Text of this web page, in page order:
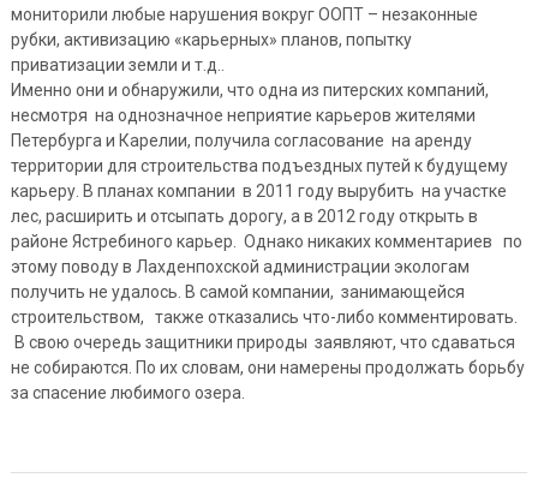
мониторили любые нарушения вокруг ООПТ – незаконные
рубки, активизацию «карьерных» планов, попытку
приватизации земли и т.д..
Именно они и обнаружили, что одна из питерских компаний,
несмотря на однозначное неприятие карьеров жителями
Петербурга и Карелии, получила согласование на аренду
территории для строительства подъездных путей к будущему
карьеру. В планах компании в 2011 году вырубить на участке
лес, расширить и отсыпать дорогу, а в 2012 году открыть в
районе Ястребиного карьер. Однако никаких комментариев по
этому поводу в Лахденпохской администрации экологам
получить не удалось. В самой компании, занимающейся
строительством, также отказались что-либо комментировать.
В свою очередь защитники природы заявляют, что сдаваться
не собираются. По их словам, они намерены продолжать борьбу
за спасение любимого озера.